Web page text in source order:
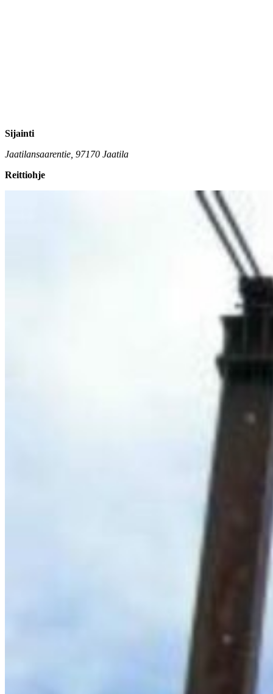
Sijainti
Jaatilansaarentie, 97170 Jaatila
Reittiohje